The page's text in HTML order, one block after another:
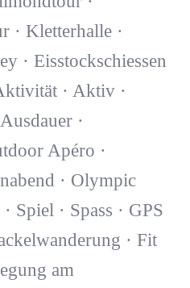
· Kletterhalle ·
· Eisstockschiessen
· Aktiv ·
·
Apéro ·
· Olympic
Spiel · Spass · GPS
· Fit
am